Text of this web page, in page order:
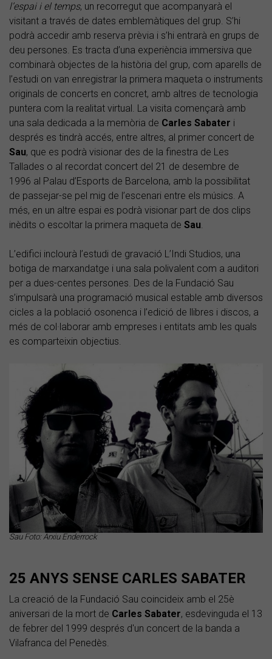
l’espai i el temps, un recorregut que acompanyarà el
visitant a través de dates emblemàtiques del grup. S’hi
podrà accedir amb reserva prèvia i s’hi entrarà en grups de
deu persones. Es tracta d’una experiència immersiva que
combinarà objectes de la història del grup, com aparells de
l’estudi on van enregistrar la primera maqueta o instruments
originals de concerts en concret, amb altres de tecnologia
puntera com la realitat virtual. La visita començarà amb
una sala dedicada a la memòria de Carles Sabater i
després es tindrà accés, entre altres, al primer concert de
Sau, que es podrà visionar des de la finestra de Les
Tallades o al recordat concert del 21 de desembre de
1996 al Palau d’Esports de Barcelona, amb la possibilitat
de passejar-se pel mig de l’escenari entre els músics. A
més, en un altre espai es podrà visionar part de dos clips
inèdits o escoltar la primera maqueta de Sau.
L’edifici inclourà l’estudi de gravació L’Indi Studios, una
botiga de marxandatge i una sala polivalent com a auditori
per a dues-centes persones. Des de la Fundació Sau
s’impulsarà una programació musical estable amb diversos
cicles a la població osonenca i l’edició de llibres i discos, a
més de col·laborar amb empreses i entitats amb les quals
es comparteixin objectius.
Sau Foto: Arxiu Enderrock
25 ANYS SENSE CARLES SABATER
La creació de la Fundació Sau coincideix amb el 25è
aniversari de la mort de Carles Sabater, esdevinguda el 13
de febrer del 1999 després d'un concert de la banda a
Vilafranca del Penedès.